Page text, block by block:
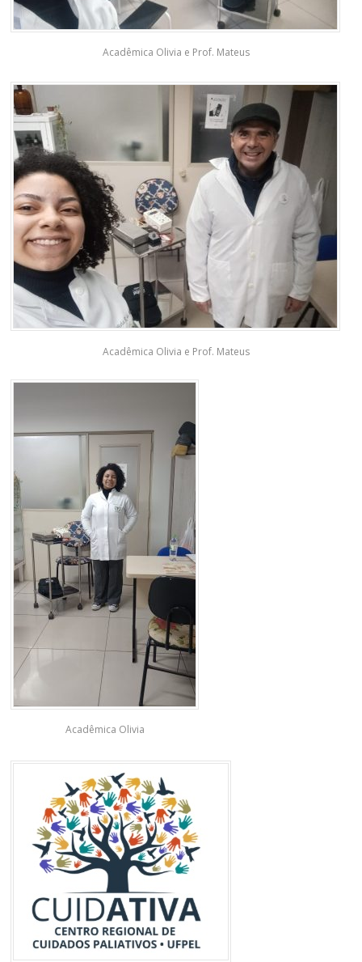
Acadêmica Olivia e Prof. Mateus
Acadêmica Olivia e Prof. Mateus
Acadêmica Olivia